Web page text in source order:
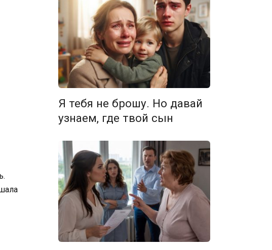
Я тебя не брошу. Но давай
узнаем, где твой сын